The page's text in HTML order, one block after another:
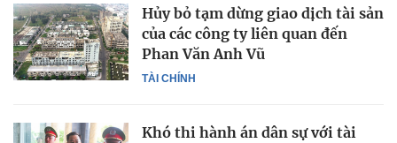
TÀI CHÍNH
Hủy bỏ tạm dừng giao dịch tài sản
của các công ty liên quan đến
Phan Văn Anh Vũ
Khó thi hành án dân sự với tài